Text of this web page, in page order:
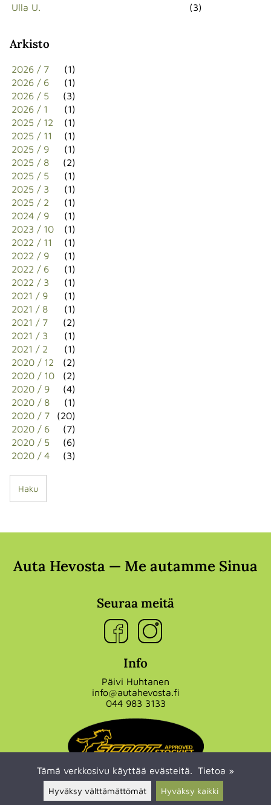
Ulla U.
(3)
Arkisto
2026 / 7
(1)
2026 / 6
(1)
2026 / 5
(3)
2026 / 1
(1)
2025 / 12
(1)
2025 / 11
(1)
2025 / 9
(1)
2025 / 8
(2)
2025 / 5
(1)
2025 / 3
(1)
2025 / 2
(1)
2024 / 9
(1)
2023 / 10
(1)
2022 / 11
(1)
2022 / 9
(1)
2022 / 6
(1)
2022 / 3
(1)
2021 / 9
(1)
2021 / 8
(1)
2021 / 7
(2)
2021 / 3
(1)
2021 / 2
(1)
2020 / 12
(2)
2020 / 10
(2)
2020 / 9
(4)
2020 / 8
(1)
2020 / 7
(20)
2020 / 6
(7)
2020 / 5
(6)
2020 / 4
(3)
Haku
Auta Hevosta — Me autamme Sinua
Seuraa meitä
Info
Päivi Huhtanen
info@autahevosta.fi
044 983 3133
Tämä verkkosivu käyttää evästeitä. Tietoa »
Hyväksy välttämättömät Hyväksy kaikki